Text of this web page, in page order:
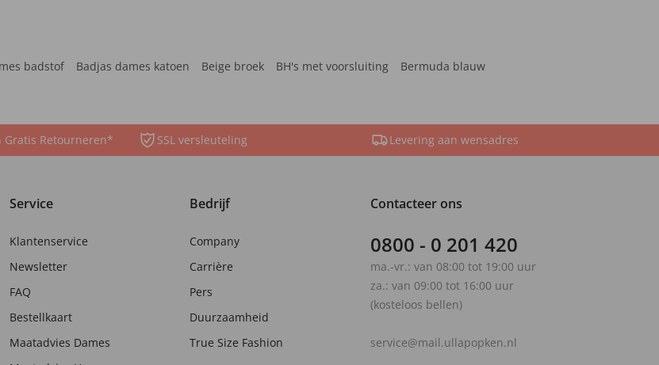
badstof Badjas dames katoen Beige broek BH's met voorsluiting
Bermuda blauw
Gratis Retourneren* SSL versleuteling Levering aan wensadres
Service
Klantenservice
Newsletter
FAQ
Bestellkaart
Maatadvies Dames
Bedrijf
Company
Carrière
Pers
Duurzaamheid
True Size Fashion
Contacteer ons
0800 - 0 201 420
ma.-vr.: van 08:00 tot 19:00 uur
za.: van 09:00 tot 16:00 uur
(kosteloos bellen)
service@mail.ullapopken.nl